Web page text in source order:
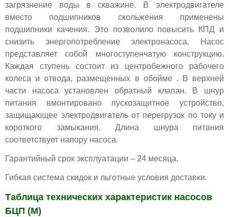
загрязнение воды в скважине. В электродвигателе
вместо подшипников скольжения применены
подшипники качения. Это позволило повысить КПД и
снизить энергопотребление электронасоса. Насос
представляет собой многоступенчатую конструкцию.
Каждая ступень состоит из центробежного рабочего
колеса и отвода, размещенных в обойме . В верхней
части насоса установлен обратный клапан. В шнур
питания вмонтировано пускозащитное устройство,
защищающее электродвигатель от перегрузок по току и
короткого замыкания. Длина шнура питания
соответствует напору насоса.
Гарантийный срок эксплуатации – 24 месяца.
Гибкая система скидок и льготные условия доставки.
Таблица технических характеристик насосов
БЦП (М)